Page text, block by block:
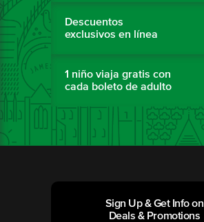
Descuentos
exclusivos en línea
1 niño viaja gratis con
cada boleto de adulto
Sign Up & Get Info on
Deals & Promotions